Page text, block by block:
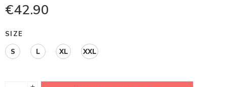
€42.90
SIZE
S
L XL XXL